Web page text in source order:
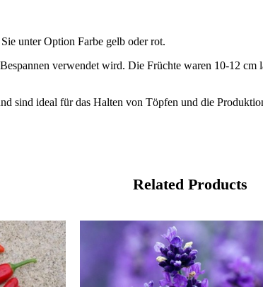
unter Option Farbe gelb oder rot.
verwendet wird. Die Früchte waren 10-12
sind ideal für das Halten von Töpfen und die
Related Products